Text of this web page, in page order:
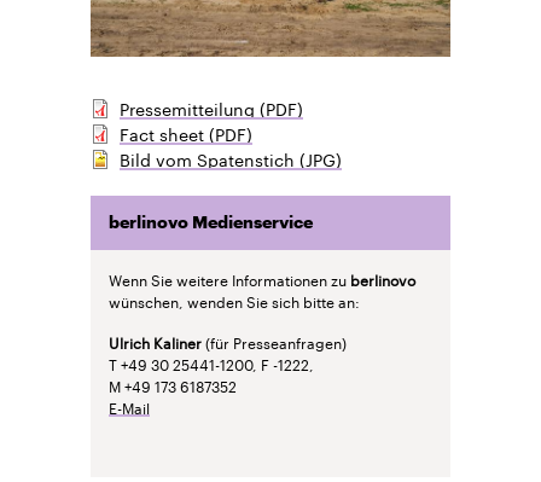
Pressemitteilung (PDF)
Fact sheet (PDF)
Bild vom Spatenstich (JPG)
berlinovo Medienservice
Wenn Sie weitere Informationen zu berlinovo
wünschen, wenden Sie sich bitte an:
Ulrich Kaliner(für Presseanfragen)
T +49 30 25441-1200, F -1222,
M +49 173 6187352
E-Mail